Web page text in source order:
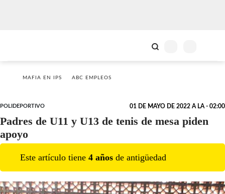
MAFIA EN IPS ABC EMPLEOS
POLIDEPORTIVO 01 DE MAYO DE 2022 A LA - 02:00
Padres de U11 y U13 de tenis de mesa piden
apoyo
Este artículo tiene 4 años de antigüedad